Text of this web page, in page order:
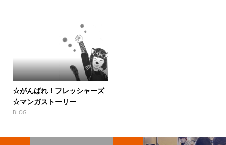
☆がんばれ！フレッシャーズ
☆マンガストーリー
BLOG